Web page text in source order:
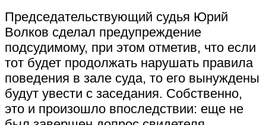
Председательствующий судья Юрий
Волков сделал предупреждение
подсудимому, при этом отметив, что если
тот будет продолжать нарушать правила
поведения в зале суда, то его вынуждены
будут увести с заседания. Собственно,
это и произошло впоследствии: еще не